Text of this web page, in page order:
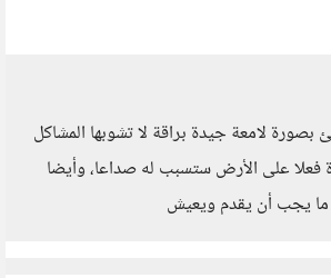
لامعة جيدة براقة لا تشوبها المشاكل
فعلا على الأرض ستسبب له صداعا، وأيضا
ما يجب أن يقدم ويعيش